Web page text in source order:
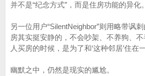
并不是“纪念方式”，而是住房功能的异化。
另一位用户“SilentNeighbor”则用略带讽
房其实挺安静的，不会吵架、不养狗、
人买房的时候，是为了和‘这种邻居’住在
幽默之中，仍然是现实的尴尬。